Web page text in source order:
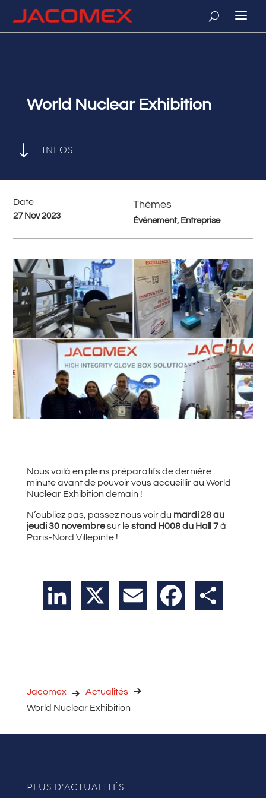
World Nuclear Exhibition
" INFOS
Date
27 Nov 2023
Thèmes
Événement, Entreprise
# Retour à toutes les actualités
Nous voilà en pleins préparatifs de dernière
minute avant de pouvoir vous accueillir au World
Nuclear Exhibition demain !
N’oubliez pas, passez nous voir du mardi 28 au
jeudi 30 novembresur lestand H008 du Hall 7à
Paris-Nord Villepinte !
LinkedIn Email Facebook
Jacomex
Actualités
World Nuclear Exhibition
PLUS D'ACTUALITÉS